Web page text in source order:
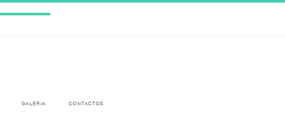
GALERIA CONTACTOS